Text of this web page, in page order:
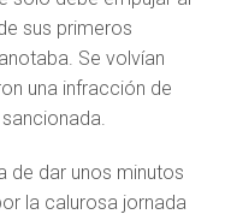
sus primeros
Se volvían
una infracción de
de dar unos minutos
la calurosa jornada